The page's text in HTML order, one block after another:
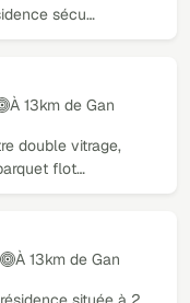
sécu…
À 13km de Gan
double vitrage,
flot…
À 13km de Gan